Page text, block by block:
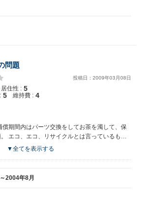
問題
投稿日： 2009年03 月08日
居住性 : 5
5 維持費 : 4
エコ、エコ、リサイクルとは言っているもの
ツ交換を言い出すアウディ・ディーラーはアウ
。 車としてはRS6の方が圧倒的に上だと思う
較の対象にもならない。 かなり車を良くわか
ったら、止めた方が良いと思う。 誹謗中傷の
▼全てを表示する
2004年8月